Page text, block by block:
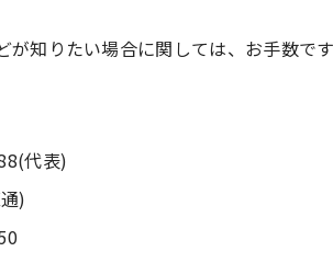
が知りたい場合に関しては、お手数で
代表)
)